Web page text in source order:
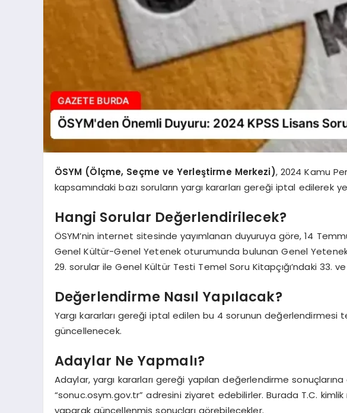
ÖSYM (Ölçme, Seçme ve Yerleştirme Merkezi), 2024 Kamu
kapsamındaki bazı soruların yargı kararları gereği iptal edilerek
Hangi Sorular Değerlendirilecek?
ÖSYM’nin internet sitesinde yayımlanan duyuruya göre, 14
Genel Kültür-Genel Yetenek oturumunda bulunan Genel Yetenek
29. sorular ile Genel Kültür Testi Temel Soru Kitapçığı’ndaki 33.
Değerlendirme Nasıl Yapılacak?
Yargı kararları gereği iptal edilen bu 4 sorunun değerlendirmesi
güncellenecek.
Adaylar Ne Yapmalı?
Adaylar, yargı kararları gereği yapılan değerlendirme sonuçlarına
“sonuc.osym.gov.tr” adresini ziyaret edebilirler. Burada T.C.
yaparak güncellenmiş sonuçları görebilecekler.